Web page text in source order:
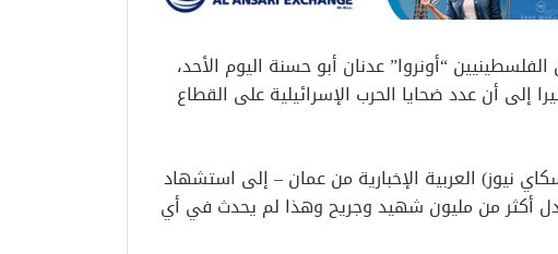
“أونروا” عدنان أبو حسنة اليوم الأحد،
إلى أن عدد ضحايا الحرب الإسرائيلية على القطاع
نيوز) العربية الإخبارية من عمان – إلى استشهاد
بما يعادل أكثر من مليون شهيد وجريح وهذا لم يحدث في أي